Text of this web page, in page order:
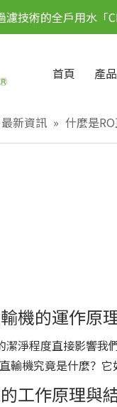
術的全戶用水「
首頁 產品
最新資訊 » 什麼是RO
機的運作原
潔淨程度直接影響我
輸機究竟是什麼？
工作原理與